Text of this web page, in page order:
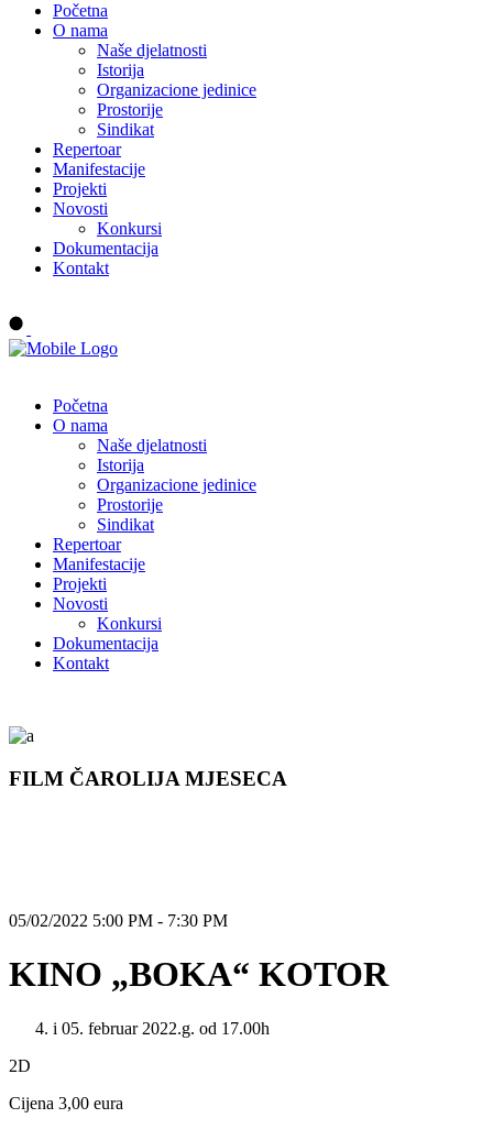
Početna
O nama
Naše djelatnosti
Istorija
Organizacione jedinice
Prostorije
Sindikat
Repertoar
Manifestacije
Projekti
Novosti
Konkursi
Dokumentacija
Kontakt
Početna
O nama
Naše djelatnosti
Istorija
Organizacione jedinice
Prostorije
Sindikat
Repertoar
Manifestacije
Projekti
Novosti
Konkursi
Dokumentacija
Kontakt
FILM ČAROLIJA MJESECA
05/02/2022 5:00 PM - 7:30 PM
KINO „BOKA“ KOTOR
i 05. februar 2022.g. od 17.00h
2D
Cijena 3,00 eura